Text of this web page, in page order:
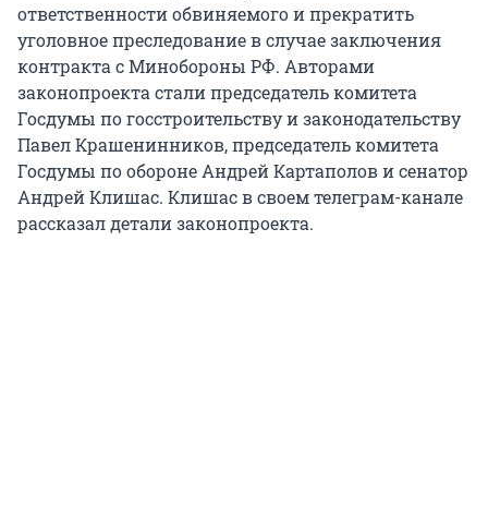
ответственности обвиняемого и прекратить
уголовное преследование в случае заключения
контракта с Минобороны РФ. Авторами
законопроекта стали председатель комитета
Госдумы по госстроительству и законодательству
Павел Крашенинников, председатель комитета
Госдумы по обороне Андрей Картаполов и сенатор
Андрей Клишас. Клишас в своем телеграм-канале
рассказал детали законопроекта.